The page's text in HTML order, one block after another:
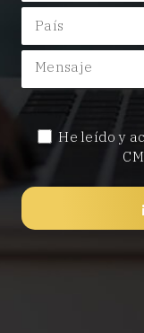
He leído y